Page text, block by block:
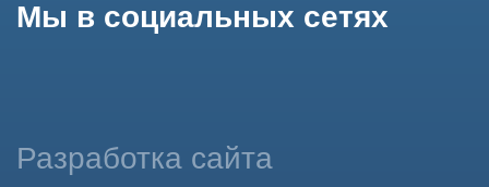
данных в целях функционирования сайта, проведения
ретаргетинга, статистических исследований, улучшения
сервиса и предоставления релевантной рекламной